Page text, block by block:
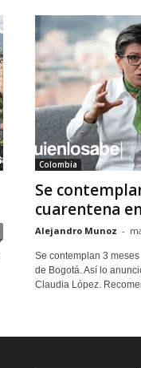
Colombia
Se
cuarentena
Alejandro Munoz -
Se contemplan 3
de Bogotá. Así lo
Claudia López.